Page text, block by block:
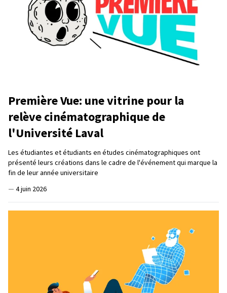
Première Vue: une vitrine pour la
relève cinématographique de
l'Université Laval
Les étudiantes et étudiants en études cinématographiques ont
présenté leurs créations dans le cadre de l'événement qui marque la
fin de leur année universitaire
— 4 juin 2026